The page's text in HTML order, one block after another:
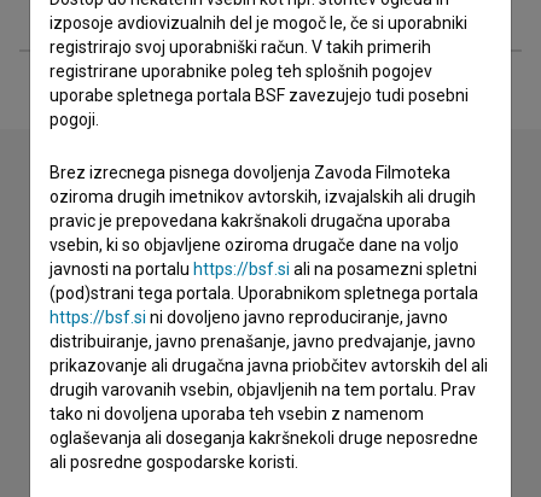
Stik z uredništvom
Spoštovani, s pomočjo spodnjega obrazca lahko stopite v
stik z uredništvom Baze slovenskih filmov. Veseli bomo vaših
odzivov.
imam vprašanje
prijavljam napako
želim dodati podatke
drugo
izposoje avdiovizualnih del je mogoč le, če si uporabniki
registrirajo svoj uporabniški račun. V takih primerih
registrirane uporabnike poleg teh splošnih pogojev
uporabe spletnega portala BSF zavezujejo tudi posebni
pogoji.
Brez izrecnega pisnega dovoljenja Zavoda Filmoteka
oziroma drugih imetnikov avtorskih, izvajalskih ali drugih
pravic je prepovedana kakršnakoli drugačna uporaba
vsebin, ki so objavljene oziroma drugače dane na voljo
javnosti na portalu https://bsf.si ali na posamezni spletni
(pod)strani tega portala. Uporabnikom spletnega portala
https://bsf.si ni dovoljeno javno reproduciranje, javno
distribuiranje, javno prenašanje, javno predvajanje, javno
prikazovanje ali drugačna javna priobčitev avtorskih del ali
drugih varovanih vsebin, objavljenih na tem portalu. Prav
tako ni dovoljena uporaba teh vsebin z namenom
oglaševanja ali doseganja kakršnekoli druge neposredne
ali posredne gospodarske koristi.